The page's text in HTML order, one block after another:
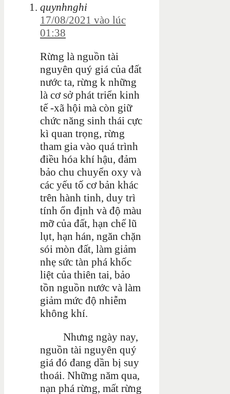
quynhnghi
17/08/2021 vào lúc
01:38
Rừng là nguồn tài
nguyên quý giá của đất
nước ta, rừng k những
là cơ sở phát triển kinh
tế -xã hội mà còn giữ
chức năng sinh thái cực
kì quan trọng, rừng
tham gia vào quá trình
điều hóa khí hậu, đảm
bảo chu chuyển oxy và
các yếu tố cơ bản khác
trên hành tinh, duy trì
tính ổn định và độ màu
mỡ của đất, hạn chế lũ
lụt, hạn hán, ngăn chặn
sói mòn đất, làm giảm
nhẹ sức tàn phá khốc
liệt của thiên tai, bảo
tồn nguồn nước và làm
giảm mức độ nhiễm
không khí.
Nhưng ngày nay,
nguồn tài nguyên quý
giá đó đang dần bị suy
thoái. Những năm qua,
nạn phá rừng, mất rừng